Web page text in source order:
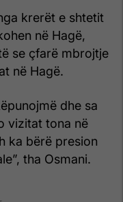
krerët e shtetit
në Hagë,
se çfarë mbrojtje
në Hagë.
dhe sa
vizitat tona në
ka bërë presion
tha Osmani.